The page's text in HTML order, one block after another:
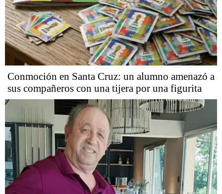
Conmoción en Santa Cruz: un alumno amenazó a
sus compañeros con una tijera por una figurita